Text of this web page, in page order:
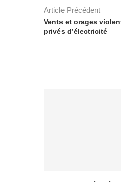
Article Précédent
Vents et orages
privés d’électricité